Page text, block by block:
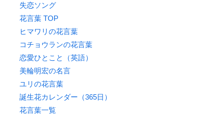
失恋ソング
花言葉 TOP
ヒマワリの花言葉
コチョウランの花言葉
恋愛ひとこと（英語）
美輪明宏の名言
ユリの花言葉
誕生花カレンダー（365日）
花言葉一覧